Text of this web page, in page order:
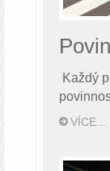
Každý
VÍCE...